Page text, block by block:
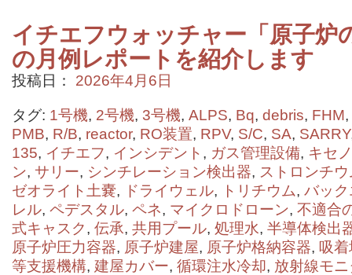
イチエフウォッチャー「原子炉
の月例レポートを紹介します
投稿日： 2026年4月6日
タグ: 1号機, 2号機, 3号機, ALPS, Bq, debris, FHM,
PMB, R/B, reactor, RO装置, RPV, S/C, SA, SARRY
135, イチエフ, インシデント , ガス管理設備, キセ
ン, サリー, シンチレーション検出器, ストロンチ
ゼオライト⼟嚢, ドライウェル, トリチウム, バッ
レル, ペデスタル, ペネ, マイクロドローン, 不適合
式キャスク, 伝承, 共用プール, 処理水, 半導体検出
原子炉圧力容器, 原子炉建屋, 原子炉格納容器, 吸
等支援機構, 建屋カバー, 循環注水冷却, 放射線モニ